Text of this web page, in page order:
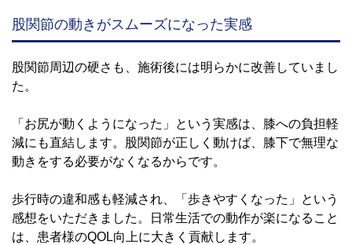
股関節の動きがスムーズになった実感
股関節周辺の硬さも、施術後には明らかに改善していまし
た。
「お尻が動くようになった」という実感は、膝への負担軽
減にも直結します。股関節が正しく動けば、膝下で無理な
動きをする必要がなくなるからです。
歩行時の違和感も軽減され、「歩きやすくなった」という
感想をいただきました。日常生活での動作が楽になること
は、患者様のQOL向上に大きく貢献します。